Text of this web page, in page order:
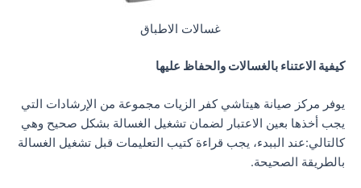
غسالات الاطباق
كيفية الاعتناء بالغسالات والحفاظ عليها
يوفر مركز صيانة هيتاشي كفر الزيات مجموعة من الإرشادات التي
يجب أخذها بعين الاعتبار لضمان تشغيل الغسالة بشكل صحيح وهي
كالتالي:عند الببدء، يجب قراءة كتيب التعليمات قبل تشغيل الغسالة
بالطريقة الصحيحة.